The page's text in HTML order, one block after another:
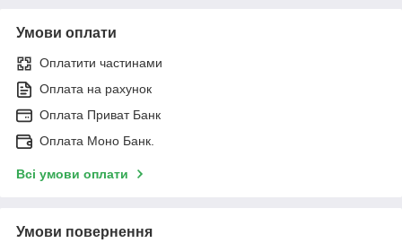
Умови оплати
Оплатити частинами
Оплата на рахунок
Оплата Приват Банк
Оплата Моно Банк.
Всі умови оплати
Умови повернення